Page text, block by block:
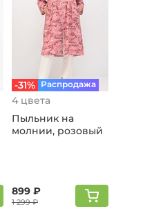
-31% Распродажа
4 цвета
Пыльник на
молнии, розовый
899 ₽
1 299 ₽